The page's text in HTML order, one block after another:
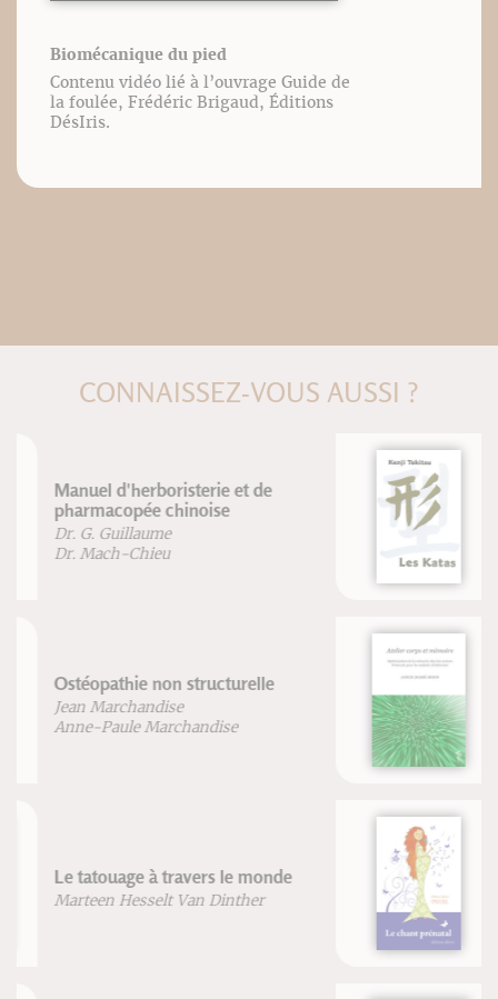
Biomécanique du pied
Contenu vidéo lié à l’ouvrage Guide de
la foulée, Frédéric Brigaud, Éditions
DésIris.
CONNAISSEZ-VOUS AUSSI ?
Les Katas
Atelier corps et mémoire
Janick Masse-Biron
Le chant prénatal
Marie-Laure Potel